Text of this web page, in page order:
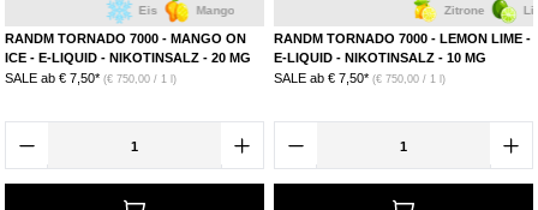
Mango
RANDM TORNADO 7000 - MANGO ON
ICE - E-LIQUID - NIKOTINSALZ - 20 MG
SALE ab € 7,50* (€ 750,00 / 1 l)
Limette
RANDM TORNADO 7000 - LEMON LIME -
E-LIQUID - NIKOTINSALZ - 10 MG
SALE ab € 7,50* (€ 750,00 / 1 l)